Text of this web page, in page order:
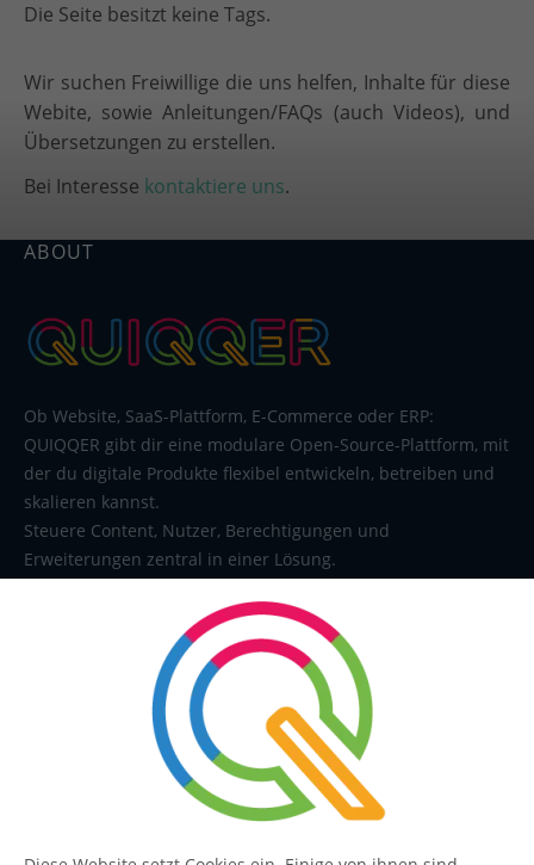
Die Seite besitzt keine Tags.
Wir suchen Freiwillige die uns helfen, Inhalte für diese
Webite, sowie Anleitungen/FAQs (auch Videos), und
Übersetzungen zu erstellen.
Bei Interesse kontaktiere uns.
ABOUT
Ob Website, SaaS-Plattform, E-Commerce oder ERP:
QUIQQER gibt dir eine modulare Open-Source-Plattform, mit
der du digitale Produkte flexibel entwickeln, betreiben und
skalieren kannst.
Steuere Content, Nutzer, Berechtigungen und
Erweiterungen zentral in einer Lösung.